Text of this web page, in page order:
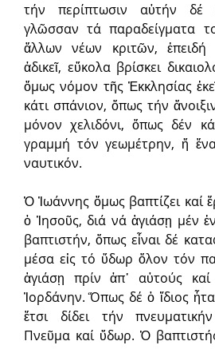
τήν περίπτωσιν αὐτήν δέ
γλῶσσαν τά παραδείγματα
ἄλλων νέων κριτῶν, ἐπειδή
ἀδικεῖ, εὔκολα βρίσκει
ὅμως νόμον τῆς Ἐκκλησίας
κάτι σπάνιον, ὅπως τήν
μόνον χελιδόνι, ὅπως δέν
γραμμή τόν γεωμέτρην, ἤ
ναυτικόν.
Ὁ Ἰωάννης ὅμως βαπτίζει καί
ὁ Ἰησοῦς, διά νά ἁγιάσῃ μέν
βαπτιστήν, ὅπως εἶναι δέ
μέσα εἰς τό ὕδωρ ὅλον τόν
ἁγιάσῃ πρίν ἀπ᾿ αὐτούς
Ἰορδάνην. Ὅπως δέ ὁ ἴδιος
ἔτσι δίδει τήν
Πνεῦμα καί ὕδωρ. Ὁ